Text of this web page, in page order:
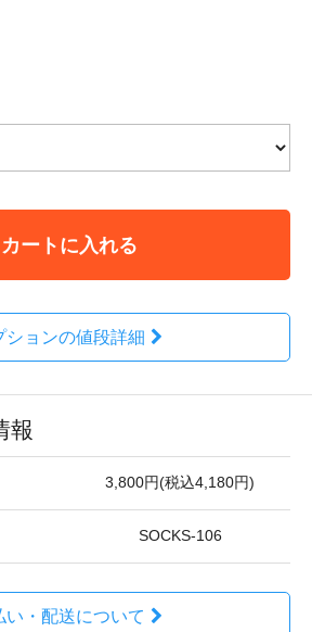
カートに入れる
ションの値段詳細
報
3,800円(税込4,180円)
SOCKS-106
い・配送について